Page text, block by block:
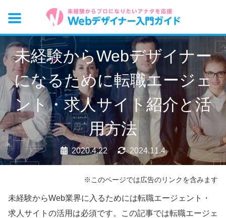
未経験からWebデザイナー
になるために転職エージェ
ント・求人サイト紹介と活
用方法
2020.4.22 2024.11.4
※このページでは広告のリンクを含みます
未経験からWeb業界に入るためには転職エージェント・
求人サイトの活用は必須です。この記事では転職エージェ